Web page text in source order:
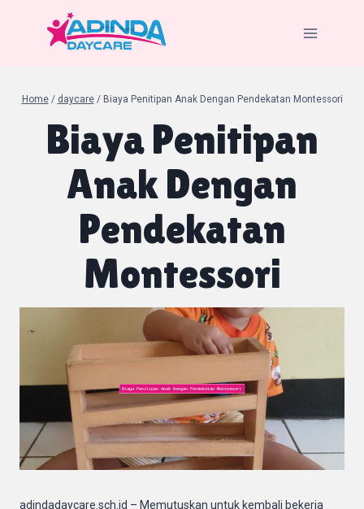
Home / daycare / Biaya Penitipan Anak Dengan Pendekatan Montessori
Biaya Penitipan
Anak Dengan
Pendekatan
Montessori
adindadaycare.sch.id – Memutuskan untuk kembali bekerja